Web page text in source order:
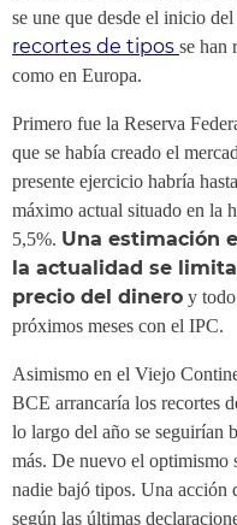
se une que desde el inicio del
recortes de tipos se han
como en Europa.
Primero fue la Reserva
que se había creado el
presente ejercicio habría
máximo actual situado en la
5,5%. Una estimación
la actualidad se
precio del dinero y
próximos meses con el IPC.
Asimismo en el Viejo
BCE arrancaría los recortes
lo largo del año se seguirían
más. De nuevo el optimismo
nadie bajó tipos. Una acción
según las últimas